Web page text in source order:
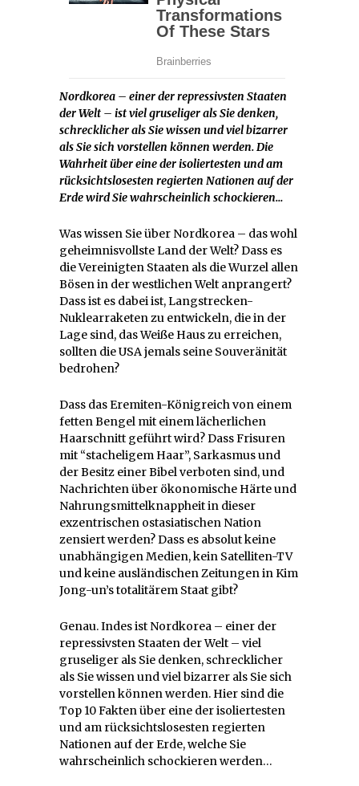
Nordkorea – einer der repressivsten Staaten
der Welt – ist viel gruseliger als Sie denken,
schrecklicher als Sie wissen und viel bizarrer
als Sie sich vorstellen können werden. Die
Wahrheit über eine der isoliertesten und am
rücksichtslosesten regierten Nationen auf der
Erde wird Sie wahrscheinlich schockieren…
Was wissen Sie über Nordkorea – das wohl
geheimnisvollste Land der Welt? Dass es
die Vereinigten Staaten als die Wurzel allen
Bösen in der westlichen Welt anprangert?
Dass ist es dabei ist, Langstrecken-
Nuklearraketen zu entwickeln, die in der
Lage sind, das Weiße Haus zu erreichen,
sollten die USA jemals seine Souveränität
bedrohen?
Dass das Eremiten-Königreich von einem
fetten Bengel mit einem lächerlichen
Haarschnitt geführt wird? Dass Frisuren
mit “stacheligem Haar”, Sarkasmus und
der Besitz einer Bibel verboten sind, und
Nachrichten über ökonomische Härte und
Nahrungsmittelknappheit in dieser
exzentrischen ostasiatischen Nation
zensiert werden? Dass es absolut keine
unabhängigen Medien, kein Satelliten-TV
und keine ausländischen Zeitungen in Kim
Jong-un’s totalitärem Staat gibt?
Genau. Indes ist Nordkorea – einer der
repressivsten Staaten der Welt – viel
gruseliger als Sie denken, schrecklicher
als Sie wissen und viel bizarrer als Sie sich
vorstellen können werden. Hier sind die
Top 10 Fakten über eine der isoliertesten
und am rücksichtslosesten regierten
Nationen auf der Erde, welche Sie
wahrscheinlich schockieren werden…